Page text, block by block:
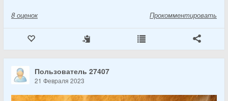
8 оценок Прокомментировать
Пользователь 27407
21 Февраля 2023